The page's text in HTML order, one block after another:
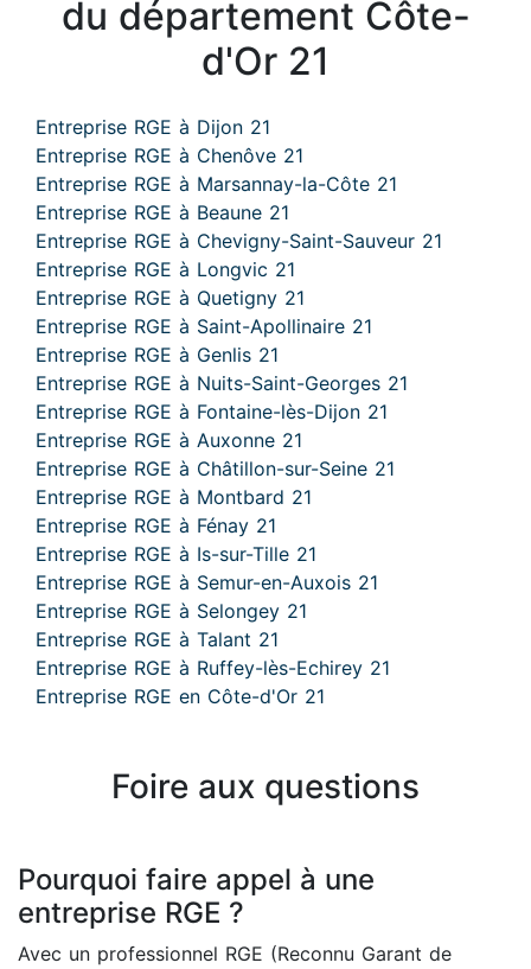
du département Côte-
d'Or 21
Entreprise RGE à Dijon 21
Entreprise RGE à Chenôve 21
Entreprise RGE à Marsannay-la-Côte 21
Entreprise RGE à Beaune 21
Entreprise RGE à Chevigny-Saint-Sauveur 21
Entreprise RGE à Longvic 21
Entreprise RGE à Quetigny 21
Entreprise RGE à Saint-Apollinaire 21
Entreprise RGE à Genlis 21
Entreprise RGE à Nuits-Saint-Georges 21
Entreprise RGE à Fontaine-lès-Dijon 21
Entreprise RGE à Auxonne 21
Entreprise RGE à Châtillon-sur-Seine 21
Entreprise RGE à Montbard 21
Entreprise RGE à Fénay 21
Entreprise RGE à Is-sur-Tille 21
Entreprise RGE à Semur-en-Auxois 21
Entreprise RGE à Selongey 21
Entreprise RGE à Talant 21
Entreprise RGE à Ruffey-lès-Echirey 21
Entreprise RGE en Côte-d'Or 21
Foire aux questions
Pourquoi faire appel à une
entreprise RGE ?
Avec un professionnel RGE (Reconnu Garant de